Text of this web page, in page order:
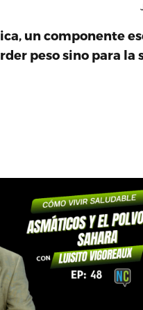
un componente
peso sino para la